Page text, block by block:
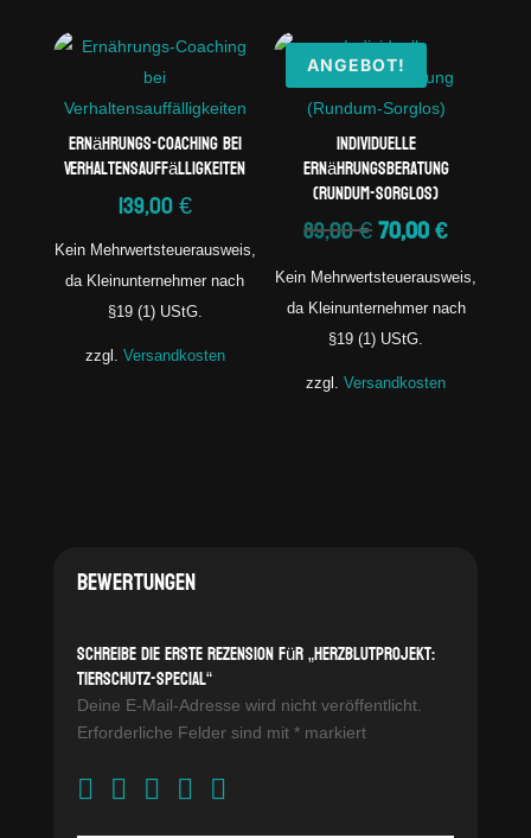
Ernährungs-Coaching bei
Verhaltensauffälligkeiten
139,00€
Kein Mehrwertsteuerausweis,
da Kleinunternehmer nach
§19 (1) UStG.
zzgl. Versandkosten
ANGEBOT!
Individuelle
Ernährungsberatung
(Rundum-Sorglos)
89,00€Ursprünglicher
Preis
war:
89,00 €
70,00€
Preis
ist:
70,00 €.
Kein Mehrwertsteuerausweis,
da Kleinunternehmer nach
§19 (1) UStG.
zzgl.Versandkosten
Bewertungen
Schreibe die erste Rezension für „Herzblutprojekt:
Tierschutz-Special“
Deine E-Mail-Adresse wird nicht veröffentlicht.
Erforderliche Felder sind mit *markiert